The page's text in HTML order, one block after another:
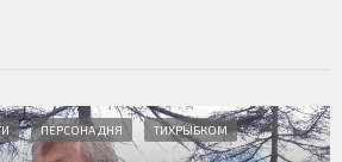
ПЕРСОНА ДНЯ ТИХРЫБКОМ